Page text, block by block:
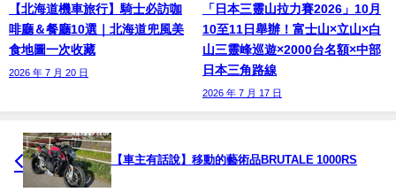
【北海道機車旅行】騎士必訪咖
啡廳＆餐廳10選｜北海道兜風美
食地圖一次收藏
2026 年 7 月 20 日
「日本三靈山拉力賽2026」10月
10至11日舉辦！富士山×立山×白
山三靈峰巡遊×2000台名額×中部
日本三角路線
2026 年 7 月 17 日
【車主有話說】移動的藝術品BRUTALE 1000RS